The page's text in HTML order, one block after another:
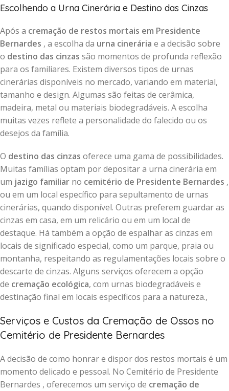
Escolhendo a Urna Cinerária e Destino das Cinzas
Após a cremação de restos mortais em Presidente
Bernardes , a escolha da urna cinerária e a decisão sobre
o destino das cinzas são momentos de profunda reflexão
para os familiares. Existem diversos tipos de urnas
cinerárias disponíveis no mercado, variando em material,
tamanho e design. Algumas são feitas de cerâmica,
madeira, metal ou materiais biodegradáveis. A escolha
muitas vezes reflete a personalidade do falecido ou os
desejos da família.
O destino das cinzas oferece uma gama de possibilidades.
Muitas famílias optam por depositar a urna cinerária em
um jazigo familiar no cemitério de Presidente Bernardes ,
ou em um local específico para sepultamento de urnas
cinerárias, quando disponível. Outras preferem guardar as
cinzas em casa, em um relicário ou em um local de
destaque. Há também a opção de espalhar as cinzas em
locais de significado especial, como um parque, praia ou
montanha, respeitando as regulamentações locais sobre o
descarte de cinzas. Alguns serviços oferecem a opção
de cremação ecológica, com urnas biodegradáveis e
destinação final em locais específicos para a natureza.,
Serviços e Custos da Cremação de Ossos no
Cemitério de Presidente Bernardes
A decisão de como honrar e dispor dos restos mortais é um
momento delicado e pessoal. No Cemitério de Presidente
Bernardes , oferecemos um serviço de cremação de